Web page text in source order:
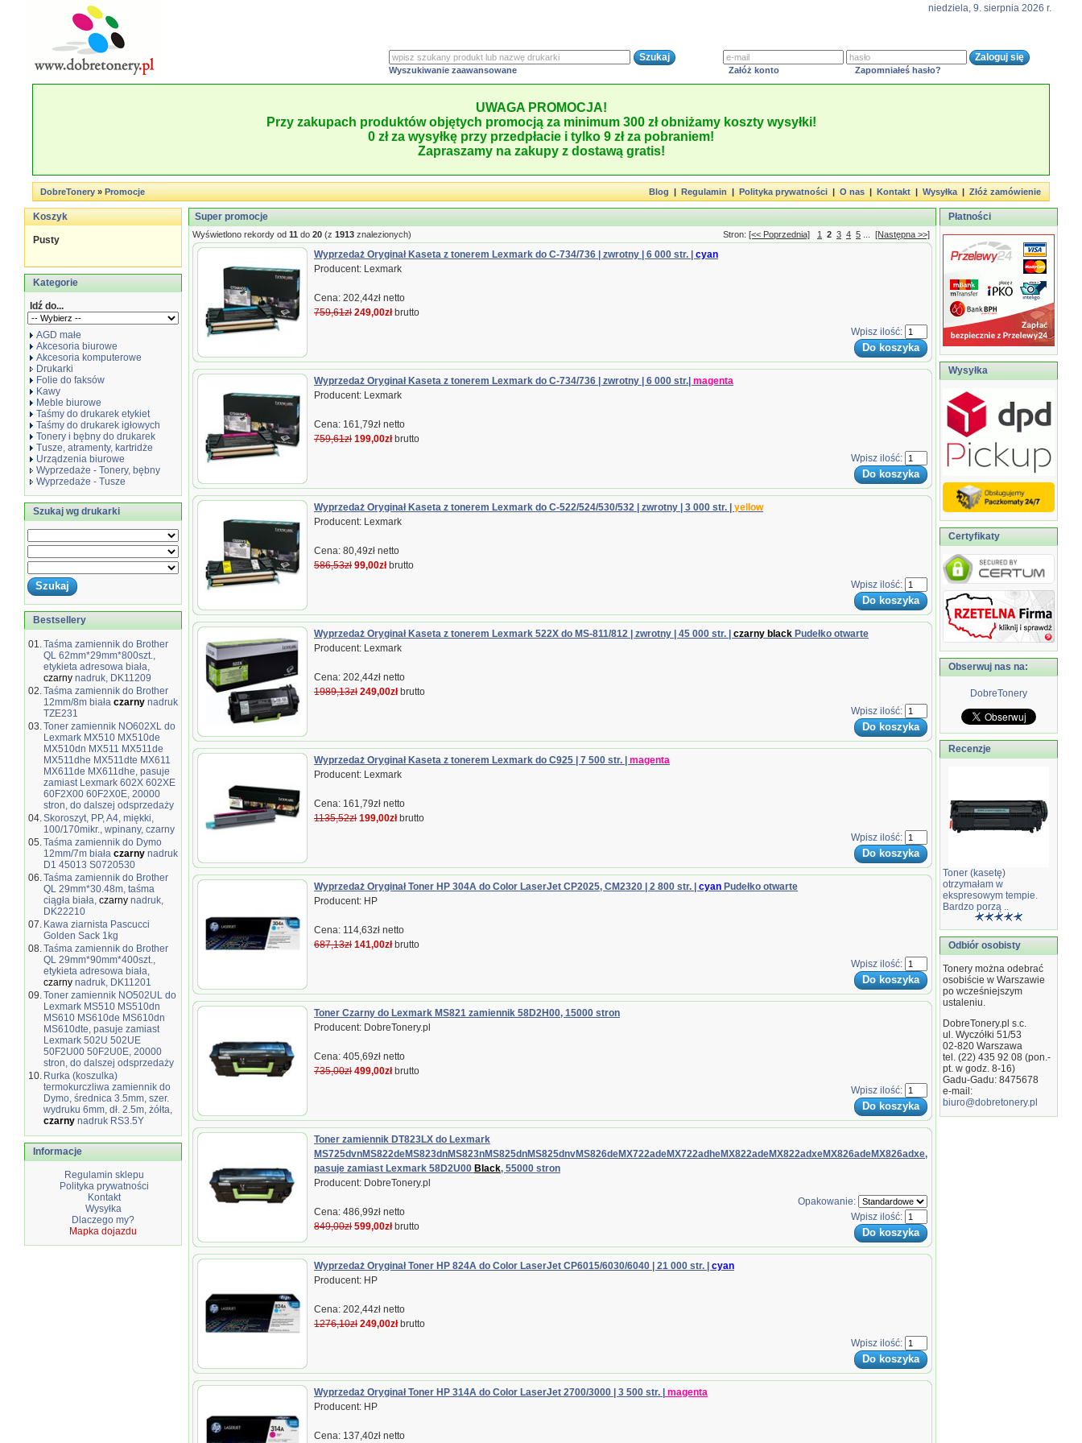
niedziela, 9. sierpnia 2026 r.
Wyszukiwanie zaawansowane Załóż konto Zapomniałeś hasło?
UWAGA PROMOCJA!
Przy zakupach produktów objętych promocją za minimum 300 zł obniżamy koszty wysyłki!
0 zł za wysyłkę przy przedpłacie i tylko 9 zł za pobraniem!
Zapraszamy na zakupy z dostawą gratis!
DobreTonery»Promocje Blog|Regulamin|Polityka prywatności|O nas|Kontakt|Wysyłka|Złóż zamówienie
Koszyk
Pusty
Kategorie
Idź do...
AGD małe
Akcesoria biurowe
Akcesoria komputerowe
Drukarki
Folie do faksów
Kawy
Meble biurowe
Taśmy do drukarek etykiet
Taśmy do drukarek igłowych
Tonery i bębny do drukarek
Tusze, atramenty, kartridże
Urządzenia biurowe
Wyprzedaże - Tonery, bębny
Wyprzedaże - Tusze
Szukaj wg drukarki
Bestsellery
01.Taśma zamiennik do Brother
QL 62mm*29mm*800szt.,
etykieta adresowa biała,
czarny nadruk, DK11209
02.Taśma zamiennik do Brother
12mm/8m biała czarny nadruk
TZE231
03.Toner zamiennik NO602XL do
Lexmark MX510 MX510de
MX510dn MX511 MX511de
MX511dhe MX511dte MX611
MX611de MX611dhe, pasuje
zamiast Lexmark 602X 602XE
60F2X00 60F2X0E, 20000
stron, do dalszej odsprzedaży
04.Skoroszyt, PP, A4, miękki,
100/170mikr., wpinany, czarny
05.Taśma zamiennik do Dymo
12mm/7m biała czarny nadruk
D1 45013 S0720530
06.Taśma zamiennik do Brother
QL 29mm*30.48m, taśma
ciągła biała, czarny nadruk,
DK22210
07. Kawa ziarnista Pascucci
Golden Sack 1kg
08.Taśma zamiennik do Brother
QL 29mm*90mm*400szt.,
etykieta adresowa biała,
czarny nadruk, DK11201
09.Toner zamiennik NO502UL do
Lexmark MS510 MS510dn
MS610 MS610de MS610dn
MS610dte, pasuje zamiast
Lexmark 502U 502UE
50F2U00 50F2U0E, 20000
stron, do dalszej odsprzedaży
10. Rurka (koszulka)
termokurczliwa zamiennik do
Dymo, średnica 3.5mm, szer.
wydruku 6mm, dł. 2.5m, żółta,
czarny nadruk RS3.5Y
Informacje
Regulamin sklepu
Polityka prywatności
Kontakt
Wysyłka
Dlaczego my?
Mapka dojazdu
Super promocje
Wyświetlono rekordy od 11 do 20 (z 1913 znalezionych) Stron: [<< Poprzednia] 1 2 3 4 5 [Następna >>]
Wyprzedaż Oryginał Kaseta z tonerem Lexmark do C-734/736 | zwrotny | 6 000 str. | cyan
Producent: Lexmark
Cena: 202,44zł netto
759,61zł 249,00złbrutto
Wpisz ilość:
Wyprzedaż Oryginał Kaseta z tonerem Lexmark do C-734/736 | zwrotny | 6 000 str.| magenta
Producent: Lexmark
Cena: 161,79zł netto
759,61zł 199,00złbrutto
Wpisz ilość:
Wyprzedaż Oryginał Kaseta z tonerem Lexmark do C-522/524/530/532 | zwrotny | 3 000 str. | yellow
Producent: Lexmark
Cena: 80,49zł netto
586,53zł 99,00złbrutto
Wpisz ilość:
Wyprzedaż Oryginał Kaseta z tonerem Lexmark 522X do MS-811/812 | zwrotny | 45 000 str. | czarny black Pudełko otwarte
Producent: Lexmark
Cena: 202,44zł netto
1989,13zł 249,00złbrutto
Wpisz ilość:
Wyprzedaż Oryginał Kaseta z tonerem Lexmark do C925 | 7 500 str. | magenta
Producent: Lexmark
Cena: 161,79zł netto
1135,52zł 199,00złbrutto
Wpisz ilość:
Wyprzedaż Oryginał Toner HP 304A do Color LaserJet CP2025, CM2320 | 2 800 str. | cyan Pudełko otwarte
Producent: HP
Cena: 114,63zł netto
687,13zł 141,00złbrutto
Wpisz ilość:
Toner Czarny do Lexmark MS821 zamiennik 58D2H00, 15000 stron
Producent: DobreTonery.pl
Cena: 405,69zł netto
735,00zł 499,00złbrutto
Wpisz ilość:
Toner zamiennik DT823LX do Lexmark
MS725dvnMS822deMS823dnMS823nMS825dnMS825dnvMS826deMX722adeMX722adheMX822adeMX822adxeMX826adeMX826adxe,
pasuje zamiast Lexmark 58D2U00 Black, 55000 stron
Producent: DobreTonery.pl
Cena: 486,99zł netto
849,00zł 599,00złbrutto
Opakowanie:
Wpisz ilość:
Wyprzedaż Oryginał Toner HP 824A do Color LaserJet CP6015/6030/6040 | 21 000 str. | cyan
Producent: HP
Cena: 202,44zł netto
1276,10zł 249,00złbrutto
Wpisz ilość:
Wyprzedaż Oryginał Toner HP 314A do Color LaserJet 2700/3000 | 3 500 str. |
magenta
Producent: HP
Cena: 137,40zł netto
Płatności
Wysyłka
Certyfikaty
Obserwuj nas na:
DobreTonery
Recenzje
Toner (kasetę)
otrzymałam w
ekspresowym tempie.
Bardzo porzą ..
Odbiór osobisty
Tonery można odebrać
osobiście w Warszawie
po wcześniejszym
ustaleniu.
DobreTonery.pl s.c.
ul. Wyczółki 51/53
02-820 Warszawa
tel. (22) 435 92 08 (pon.-
pt. w godz. 8-16)
Gadu-Gadu: 8475678
e-mail:
biuro@dobretonery.pl